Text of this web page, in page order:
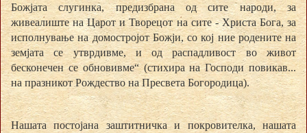
Божјата слугинка, предизбрана од сите народи, за
живеалиште на Царот и Творецот на сите - Христа Бога, за
исполнување на домостројот Божји, со кој ние родените на
земјата се утврдивме, и од распадливост во живот
бесконечен се обновивме“ (стихира на Господи повикав...
на празникот Рождество на Пресвета Богородица).
Нашата постојана заштитничка и покровителка, нашата